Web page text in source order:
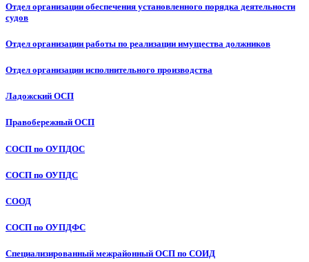
Отдел организации обеспечения установленного порядка деятельности
судов
Отдел организации работы по реализации имущества должников
Отдел организации исполнительного производства
Ладожский ОСП
Правобережный ОСП
СОСП по ОУПДОС
СОСП по ОУПДС
СООД
СОСП по ОУПДФС
Специализированный межрайонный ОСП по СОИД